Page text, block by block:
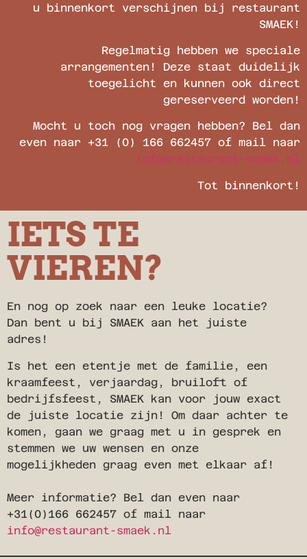
u binnenkort verschijnen bij restaurant
SMAEK!
Regelmatig hebben we speciale
arrangementen! Deze staat duidelijk
toegelicht en kunnen ook direct
gereserveerd worden!
Mocht u toch nog vragen hebben? Bel dan
even naar +31 (0) 166 662457 of mail naar
info@restaurant-smaek.nl
Tot binnenkort!
IETS TE
VIEREN?
En nog op zoek naar een leuke locatie?
Dan bent u bij SMAEK aan het juiste
adres!
Is het een etentje met de familie, een
kraamfeest, verjaardag, bruiloft of
bedrijfsfeest, SMAEK kan voor jouw exact
de juiste locatie zijn! Om daar achter te
komen, gaan we graag met u in gesprek en
stemmen we uw wensen en onze
mogelijkheden graag even met elkaar af!
Meer informatie? Bel dan even naar
+31(0)166 662457 of mail naar
info@restaurant-smaek.nl